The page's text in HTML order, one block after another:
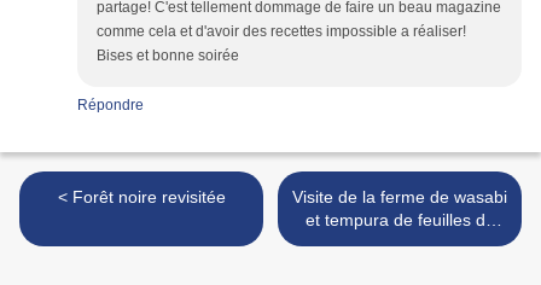
partage! C'est tellement dommage de faire un beau magazine
comme cela et d'avoir des recettes impossible a réaliser!
Bises et bonne soirée
Répondre
< Forêt noire revisitée
Visite de la ferme de wasabi
et tempura de feuilles de
wasabi >